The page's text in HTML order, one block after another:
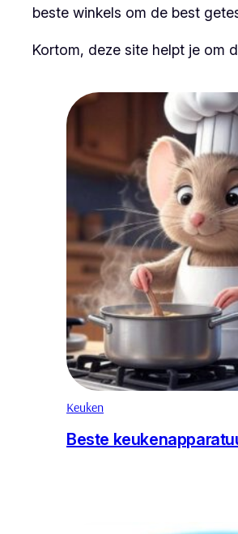
beste winkels om de best
Kortom, deze site helpt je om
Keuken
Beste